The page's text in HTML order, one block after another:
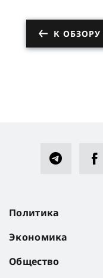
К
Политика
Экономика
Общество